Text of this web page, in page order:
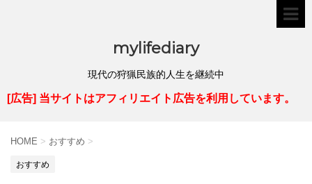
mylifediary
現代の狩猟民族的人生を継続中
[広告] 当サイトはアフィリエイト広告を利用しています。
HOME > おすすめ >
おすすめ